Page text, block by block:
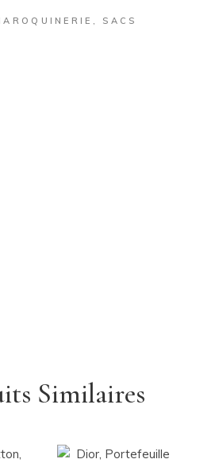
, SACS
Similaires